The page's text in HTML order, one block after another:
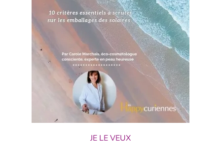
JE LE VEUX